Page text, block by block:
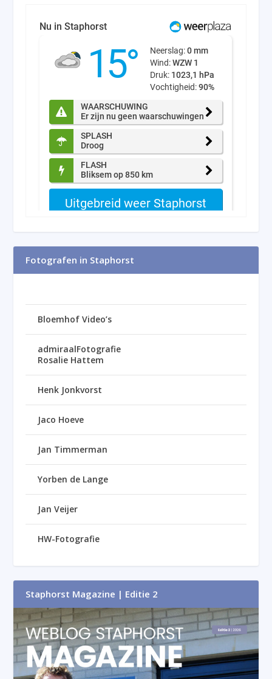
Fotografen in Staphorst
Bloemhof Video’s
admiraalFotografie
Rosalie Hattem
Henk Jonkvorst
Jaco Hoeve
Jan Timmerman
Yorben de Lange
Jan Veijer
HW-Fotografie
Staphorst Magazine | Editie 2